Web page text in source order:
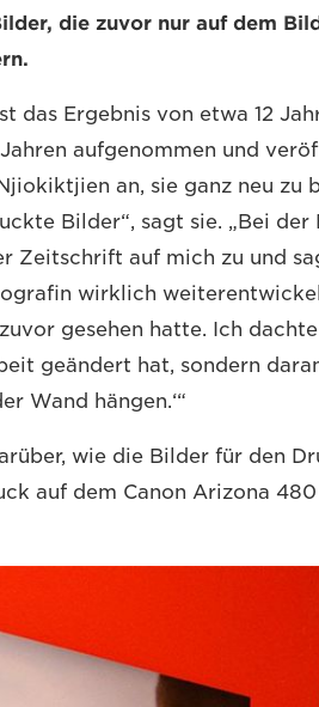
die zuvor nur auf dem
das Ergebnis von etwa 12
aufgenommen und
an, sie ganz neu zu
Bilder“, sagt sie. „Bei
Zeitschrift auf mich zu und
wirklich
gesehen hatte. Ich
geändert hat, sondern
Wand hängen.‘“
wie die Bilder für den
auf dem Canon Arizona